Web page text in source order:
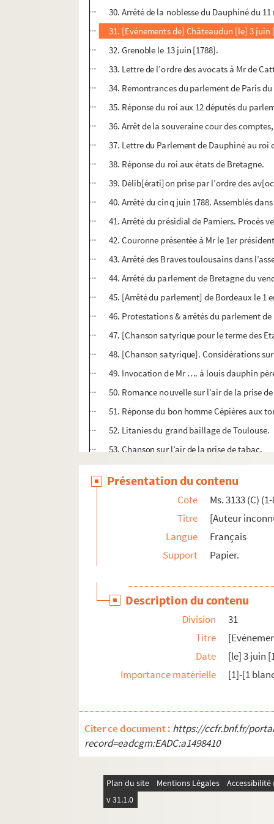
30. Arrêté de la noblesse du Dauphiné du
31. [Evénements de] Châteaudun [le] 3 juin
32. Grenoble le 13 juin [1788].
33. Lettre de l’ordre des avocats à Mr de
34. Remontrances du parlement de Paris
35. Réponse du roi aux 12 députés du
36. Arrêt de la souveraine cour des
37. Lettre du Parlement de Dauphiné au roi
38. Réponse du roi aux états de Bretagne.
39. Délib[érati]on prise par l’ordre des
40. Arrêté du cinq juin 1788. Assemblés
41. Arrêté du présidial de Pamiers. Procès
42. Couronne présentée à Mr le 1er
43. Arrêté des Braves toulousains dans
44. Arrêté du parlement de Bretagne du
45. [Arrêté du parlement] de Bordeaux le 1
46. Protestations & arrêtés du parlement
47. [Chanson satyrique pour le terme des
48. [Chanson satyrique]. Considérations
49. Invocation de Mr …. à louis dauphin
50. Romance nouvelle sur l’air de la prise
51. Réponse du bon homme Cépières aux
52. Litanies du grand baillage de Toulouse.
53. Chanson sur l’air de la prise de tabac.
54. Variétés. [Lettre d’un gentilhomme
55. Nouveau courrier lyrique N°2. Parallele
56. Nouveau courrier lyrique. Parallele de
57. Nouveau courrier lyrique. Parallele de
58. Suplement aux affiches de Toulouse
59. Nouvelles affiches de Toulouse N°3.
61. Affiches de Toulouse et du Haut
62. Nouvelles affiches de Toulouse. N° 1 er
63. Courrier récréatif. N°4. Du mercredy 15
64. Courrier récréatif. N°3 […] du mardi 9
65. Première lettre de l’archevêque de
67. Ode, sur la liberté politique.
68. Cadeau de MM. Les Officiers du grand
69. Les commandemens toulousains.
70. Lettre d’un toulousain à M. de
71. Très humbles très respectueuses et
72. Cantiques sur l’assemblée des
Présentation du contenu
Cote
Ms. 3133 (C)
Titre
[Auteur
Langue
Français
Support
Papier.
Description du contenu
Division
31
Titre
Date
[le] 3 juin
Importance matérielle
[1]-[1
Citer ce document : https://ccfr.bnf.fr/
record=eadcgm:EADC:a1498410
Plan du site Mentions Légales
v 31.1.0